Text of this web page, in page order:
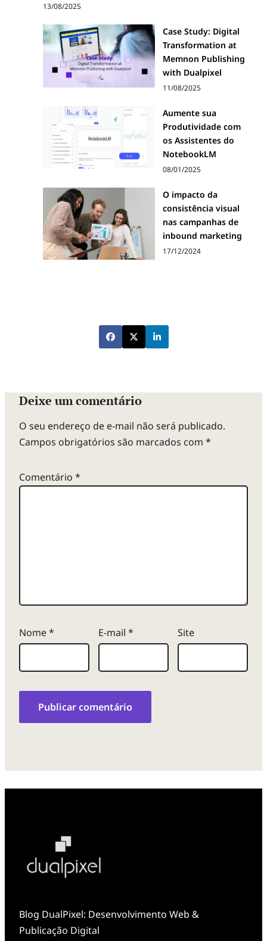
13/08/2025
Case Study: Digital
Transformation at
Memnon Publishing
with Dualpixel
11/08/2025
Aumente sua
Produtividade com
os Assistentes do
NotebookLM
08/01/2025
O impacto da
consistência visual
nas campanhas de
inbound marketing
17/12/2024
Deixe um comentário
O seu endereço de e-mail não será publicado.
Campos obrigatórios são marcados com *
Comentário *
Nome* E-mail * Site
Blog DualPixel: Desenvolvimento Web &
Publicação Digital